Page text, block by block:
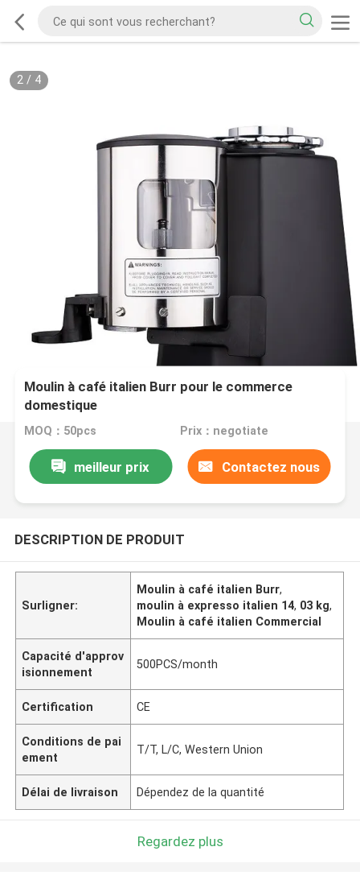
2/ 4
Moulin à café italien Burr pour le commerce
domestique
MOQ：50pcs Prix：negotiate
meilleur prix Contactez nous
DESCRIPTION DE PRODUIT
Surligner:
Moulin à café italien Burr,
moulin à expresso italien 14, 03 kg,
Moulin à café italien Commercial
Capacité d'approv
isionnement
500PCS/month
Certification CE
Conditions de pai
ement
T/T, L/C, Western Union
Délai de livraison Dépendez de la quantité
Regardez plus